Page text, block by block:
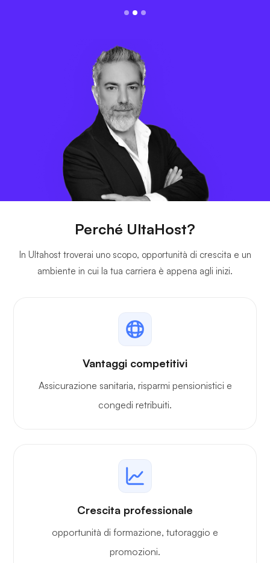
Perché UltaHost?
In Ultahost troverai uno scopo, opportunità di crescita e un
ambiente in cui la tua carriera è appena agli inizi.
Vantaggi competitivi
Assicurazione sanitaria, risparmi pensionistici e
congedi retribuiti.
Crescita professionale
opportunità di formazione, tutoraggio e
promozioni.